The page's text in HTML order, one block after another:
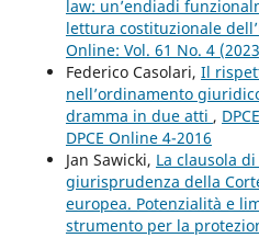
law: un’endiadi
lettura costituzionale
Online: Vol. 61 No. 4
Federico Casolari, Il
nell’ordinamento
dramma in due atti ,
DPCE Online 4-2016
Jan Sawicki, La clausola
giurisprudenza della
europea. Potenzialità e
strumento per la